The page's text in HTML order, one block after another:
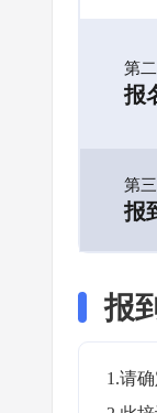
第
报
第
报
报
1.请